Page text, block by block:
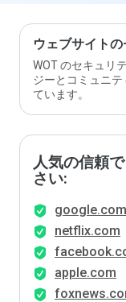
ウェブサイト
WOT のセキュリ
ジーとコミュニ
ています。
人気の信頼
さい:
google.com
netflix.com
apple.com
よう
に評
価し
ます
か？